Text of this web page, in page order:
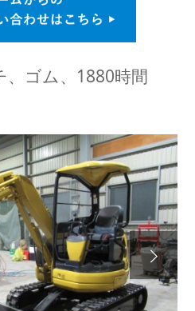
、ゴム、1880時間